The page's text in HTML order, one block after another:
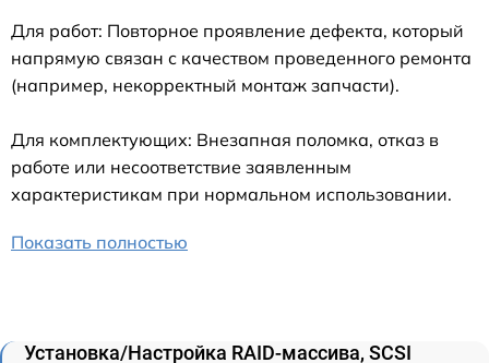
Для работ: Повторное проявление дефекта, который
напрямую связан с качеством проведенного ремонта
(например, некорректный монтаж запчасти).
Для комплектующих: Внезапная поломка, отказ в
работе или несоответствие заявленным
характеристикам при нормальном использовании.
Показать полностью
Установка/Настройка RAID-массива, SCSI